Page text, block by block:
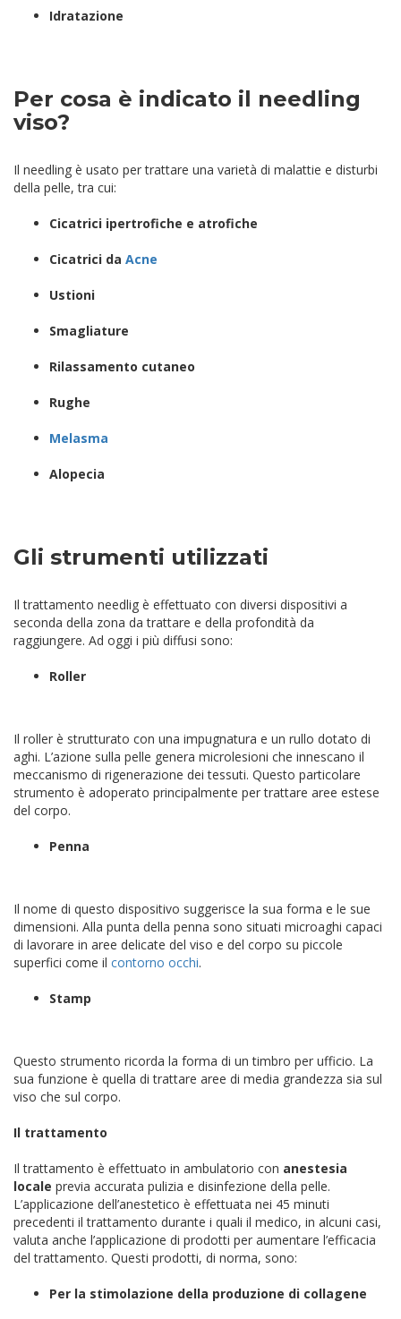
Idratazione
Per cosa è indicato il needling
viso?
Il needling è usato per trattare una varietà di malattie e disturbi
della pelle, tra cui:
Cicatrici ipertrofiche e atrofiche
Cicatrici da Acne
Ustioni
Smagliature
Rilassamento cutaneo
Rughe
Melasma
Alopecia
Gli strumenti utilizzati
Il trattamento needlig è effettuato con diversi dispositivi a
seconda della zona da trattare e della profondità da
raggiungere. Ad oggi i più diffusi sono:
Roller
Il roller è strutturato con una impugnatura e un rullo dotato di
aghi. L’azione sulla pelle genera microlesioni che innescano il
meccanismo di rigenerazione dei tessuti. Questo particolare
strumento è adoperato principalmente per trattare aree estese
del corpo.
Penna
Il nome di questo dispositivo suggerisce la sua forma e le sue
dimensioni. Alla punta della penna sono situati microaghi capaci
di lavorare in aree delicate del viso e del corpo su piccole
superfici come il contorno occhi.
Stamp
Questo strumento ricorda la forma di un timbro per ufficio. La
sua funzione è quella di trattare aree di media grandezza sia sul
viso che sul corpo.
Il trattamento
Il trattamento è effettuato in ambulatorio con anestesia
locale previa accurata pulizia e disinfezione della pelle.
L’applicazione dell’anestetico è effettuata nei 45 minuti
precedenti il trattamento durante i quali il medico, in alcuni casi,
valuta anche l’applicazione di prodotti per aumentare l’efficacia
del trattamento. Questi prodotti, di norma, sono:
Per la stimolazione della produzione di collagene